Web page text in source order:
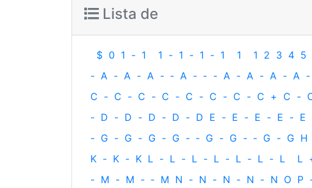
Lista de
$ 0 1 - 1 1 - 1 - 1 - 1 1 1 2 3 4 5
- A - A - A - ‐ A - ‐ - A - A - A - A -
C - C - C - C - C - C - C - C + C -
- D - D - D - D - D E - E - E - E - E
- G - G - G - G - ‐ G - G - ‐ G - G H
K - K - K L - L - L - L - L - L - L L
- M - M - ‐ M N - N - N - N - N O P